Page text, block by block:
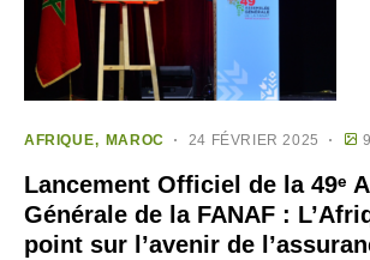
AFRIQUE MAROC 24 FÉVRIER 2025
Lancement Officiel de la 49ᵉ
Générale de la FANAF :
point sur l’avenir de